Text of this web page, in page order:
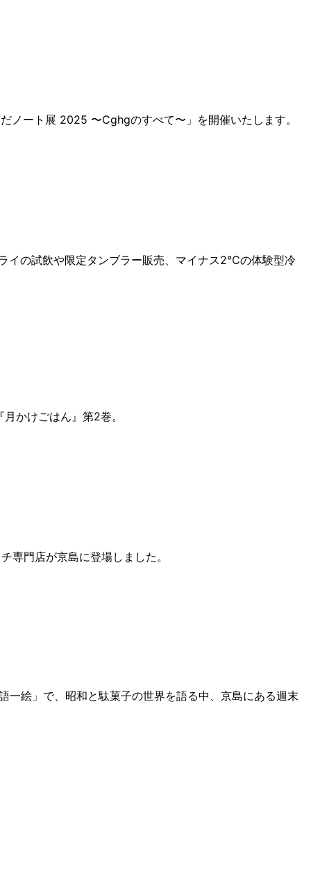
ノート展 2025 〜Cghgのすべて〜」を開催いたします。
イの試飲や限定タンブラー販売、マイナス2℃の体験型冷
かけごはん』第2巻。
専門店が京島に登場しました。
一絵」で、昭和と駄菓子の世界を語る中、京島にある週末